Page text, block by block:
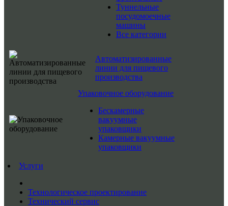
Туннельные
посудомоечные
машины
Все категории
Автоматизированные
линии для пищевого
производства
Упаковочное оборудование
Бескамерные
вакуумные
упаковщики
Камерные вакуумные
упаковщики
Услуги
Технологическое проектирование
Технический сервис